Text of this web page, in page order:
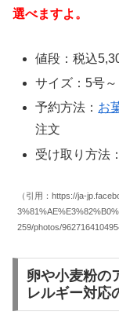
選べますよ。
値段：税込
サイズ：5号～
予約方法： お
注文
受け取り方法
（引用：https://ja-
259/photos/
卵や小麦粉の
レルギー対応